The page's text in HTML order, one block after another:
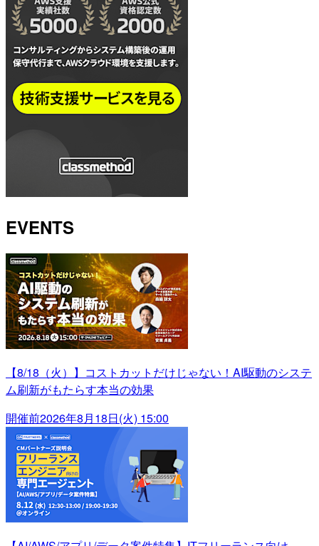
EVENTS
【8/18（火）】コストカットだけじゃない！AI駆動のシステ
ム刷新がもたらす本当の効果
開催前2026年8月18日(火) 15:00